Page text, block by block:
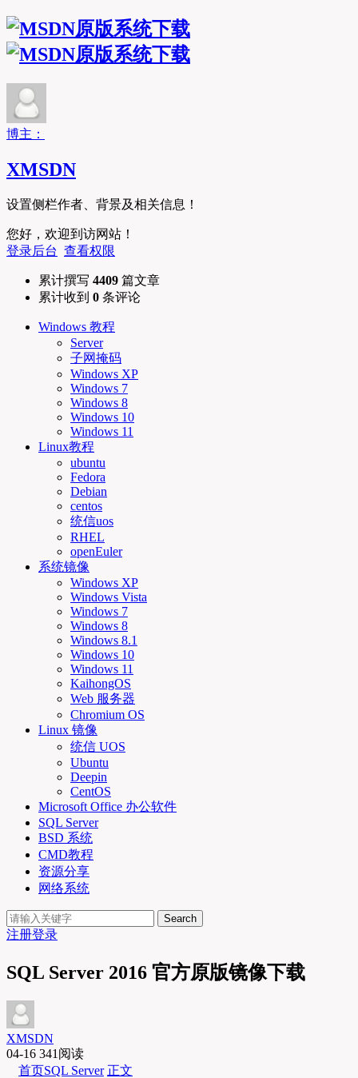
MSDN原版系统下
博主：
XMSDN
设置侧栏作者、背景及相关信息！
您好，欢迎到访网站！
登录后台 查看权限
累计撰写 4409 篇文章
累计收到 0 条评论
Windows 教程
Server
子网掩码
Windows XP
Windows 7
Windows 8
Windows 10
Windows 11
Linux教程
ubuntu
Fedora
Debian
centos
统信uos
RHEL
openEuler
系统镜像
Windows XP
Windows Vista
Windows 7
Windows 8
Windows 8.1
Windows 10
Windows 11
KaihongOS
Web 服务器
Chromium OS
Linux 镜像
统信 UOS
Ubuntu
Deepin
CentOS
Microsoft Office 办公软件
SQL Server
BSD 系统
CMD教程
资源分享
网络系统
Search
注册登录
SQL Server 2016 官方原版镜像下载
XMSDN
04-16 341阅读
首页SQL Server 正文